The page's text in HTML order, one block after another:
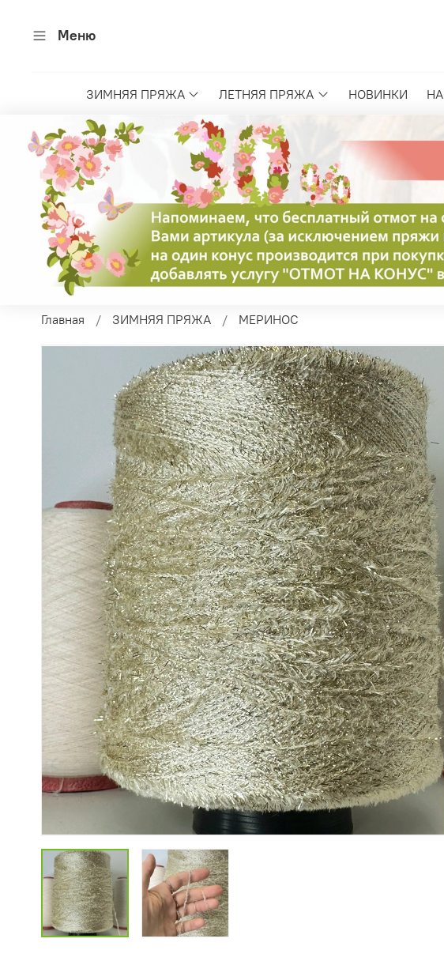
Меню
ЗИМНЯЯ ПРЯЖА ЛЕТНЯЯ ПРЯЖА НОВИНКИ
Главная ЗИМНЯЯ ПРЯЖА МЕРИНОС